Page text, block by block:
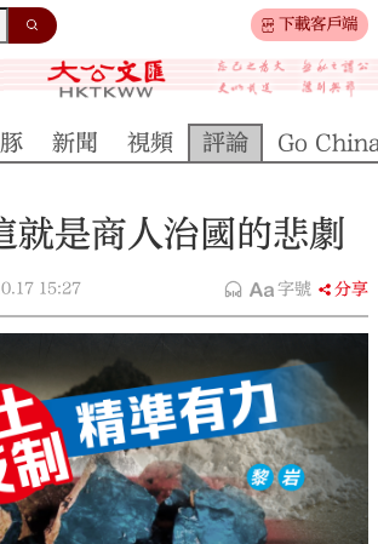
下載客戶端
新聞 視頻 評論 Go
就是商人治國的悲劇
15:27 字號 分享